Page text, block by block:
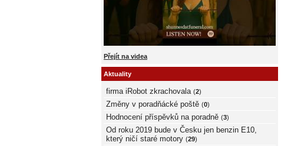
Přejít na videa
Aktuality
firma iRobot zkrachovala (2)
Změny v poradňácké poště (0)
Hodnocení příspěvků na poradně (3)
Od roku 2019 bude v Česku jen benzin E10,
který ničí staré motory (29)